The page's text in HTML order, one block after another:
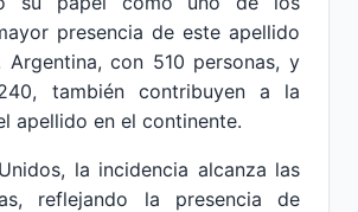
presencia de este apellido
Argentina, con 510 personas, y
también contribuyen a la
apellido en el continente.
la incidencia alcanza las
reflejando la presencia de